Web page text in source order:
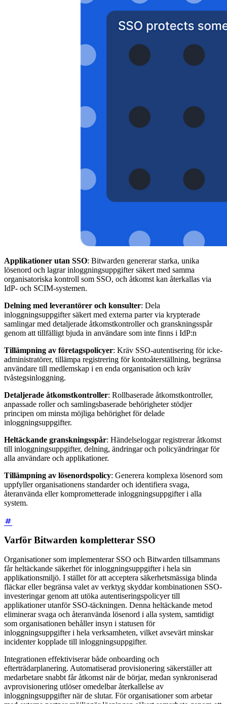
Applikationer utan SSO: Bitwarden genererar starka, unika
lösenord och lagrar inloggningsuppgifter säkert med samma
organisatoriska kontroll som SSO, och åtkomst kan återkallas via
IdP- och SCIM-systemen.
Delning med leverantörer och konsulter: Dela
inloggningsuppgifter säkert med externa parter via krypterade
samlingar med detaljerade åtkomstkontroller och granskningsspår
genom att tillfälligt bjuda in användare som inte finns i IdP:n
Tillämpning av företagspolicyer: Kräv SSO-autentisering för icke-
administratörer, tillämpa registrering för kontoåterställning, begränsa
användare till medlemskap i en enda organisation och kräv
tvåstegsinloggning.
Detaljerade åtkomstkontroller: Rollbaserade åtkomstkontroller,
anpassade roller och samlingsbaserade behörigheter stödjer
principen om minsta möjliga behörighet för delade
inloggningsuppgifter.
Heltäckande granskningsspår: Händelseloggar registrerar åtkomst
till inloggningsuppgifter, delning, ändringar och policyändringar för
alla användare och applikationer.
Tillämpning av lösenordspolicy: Generera komplexa lösenord som
uppfyller organisationens standarder och identifiera svaga,
återanvända eller komprometterade inloggningsuppgifter i alla
system.
Varför Bitwarden kompletterar SSO
Organisationer som implementerar SSO och Bitwarden tillsammans
får heltäckande säkerhet för inloggningsuppgifter i hela sin
applikationsmiljö. I stället för att acceptera säkerhetsmässiga blinda
fläckar eller begränsa valet av verktyg skyddar kombinationen SSO-
investeringar genom att utöka autentiseringspolicyer till
applikationer utanför SSO-täckningen. Denna heltäckande metod
eliminerar svaga och återanvända lösenord i alla system, samtidigt
som organisationen behåller insyn i statusen för
inloggningsuppgifter i hela verksamheten, vilket avsevärt minskar
incidenter kopplade till inloggningsuppgifter.
Integrationen effektiviserar både onboarding och
efterträdarplanering. Automatiserad provisionering säkerställer att
medarbetare snabbt får åtkomst när de börjar, medan synkroniserad
avprovisionering utlöser omedelbar återkallelse av
inloggningsuppgifter när de slutar. För organisationer som arbetar